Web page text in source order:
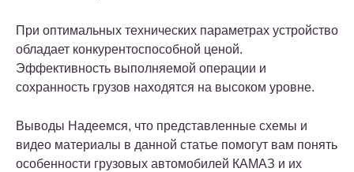
При оптимальных технических параметрах устройство
обладает конкурентоспособной ценой.
Эффективность выполняемой операции и
сохранность грузов находятся на высоком уровне.
Выводы Надеемся, что представленные схемы и
видео материалы в данной статье помогут вам понять
особенности грузовых автомобилей КАМАЗ и их